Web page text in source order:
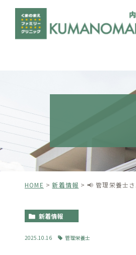
HOME 新着情報 📢 管理栄養士
新着情報
2025.10.16 管理栄養士